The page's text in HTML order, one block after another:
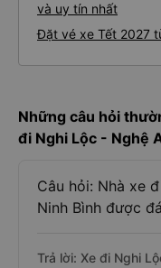
và uy tín nhất
Đặt vé xe Tết 2027
Những câu hỏi
đi Nghi Lộc - Nghệ
Câu hỏi: Nhà xe
Ninh Bình được
Trả lời: Xe đi Nghi